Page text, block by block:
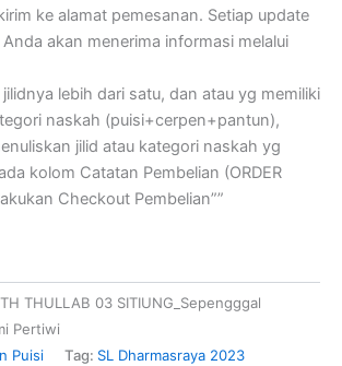
ke alamat pemesanan. Setiap update
akan menerima informasi melalui
lebih dari satu, dan atau yg memiliki
naskah (puisi+cerpen+pantun),
jilid atau kategori naskah yg
kolom Catatan Pembelian (ORDER
Checkout Pembelian””
THULLAB 03 SITIUNG_Sepengggal
Pertiwi
Puisi Tag: SL Dharmasraya 2023